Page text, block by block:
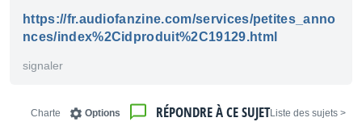
https://fr.audiofanzine.com/services/petites_anno
nces/index%2Cidproduit%2C19129.html
signaler
< Liste des sujets
RÉPONDRE À CE SUJET
Options
Charte